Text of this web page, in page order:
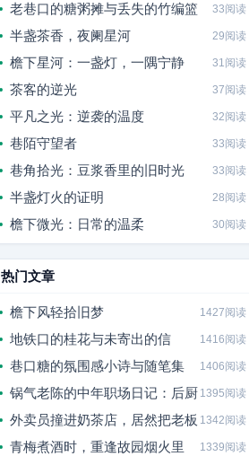
老巷口的糖粥摊与丢失的竹编篮 33阅读
半盏茶香，夜阑星河 29阅读
檐下星河：一盏灯，一隅宁静 31阅读
茶客的逆光 37阅读
平凡之光：逆袭的温度 32阅读
巷陌守望者 33阅读
巷角拾光：豆浆香里的旧时光 33阅读
半盏灯火的证明 28阅读
檐下微光：日常的温柔 30阅读
热门文章
檐下风轻拾旧梦 1427阅读
地铁口的桂花与未寄出的信 1416阅读
巷口糖的氛围感小诗与随笔集 1406阅读
锅气老陈的中年职场日记：后厨 1395阅读
外卖员撞进奶茶店，居然把老板 1342阅读
青梅煮酒时，重逢故园烟火里 1339阅读